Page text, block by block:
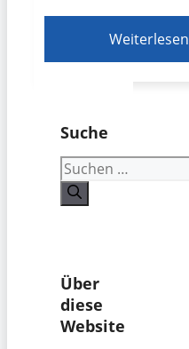
Weiterlesen
Suche
Suchen
nach:
Über
diese
Website